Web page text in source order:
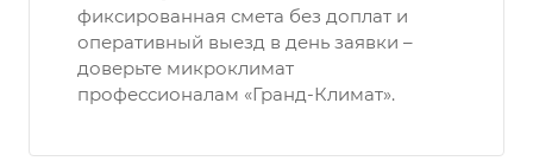
фиксированная смета без доплат и
оперативный выезд в день заявки –
доверьте микроклимат
профессионалам «Гранд-Климат».